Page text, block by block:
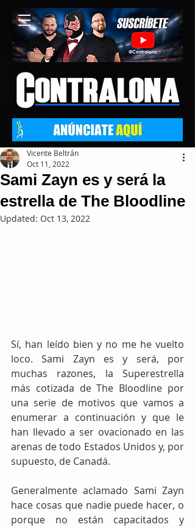
Sami Zayn es y será la
estrella de The Bloodline
Vicente Beltrán
Oct 11, 2022
Updated: Oct 13, 2022
Sí, han leído bien y no me he vuelto
loco. Sami Zayn es y será, por
muchas razones, la Superestrella
más cotizada de The Bloodline por
una serie de motivos que vamos a
enumerar a continuación y que le
han llevado a ser ovacionado en las
arenas de todo Estados Unidos y, por
supuesto, de Canadá.
Generalmente aclamado Sami Zayn
hace cosas que nadie puede hacer, o
porque no están capacitados y